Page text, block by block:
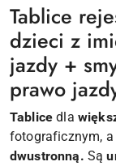
Tablice
dzieci z
jazdy +
prawo
Tablice dla
fotograficznym, a
dwustronną. Są